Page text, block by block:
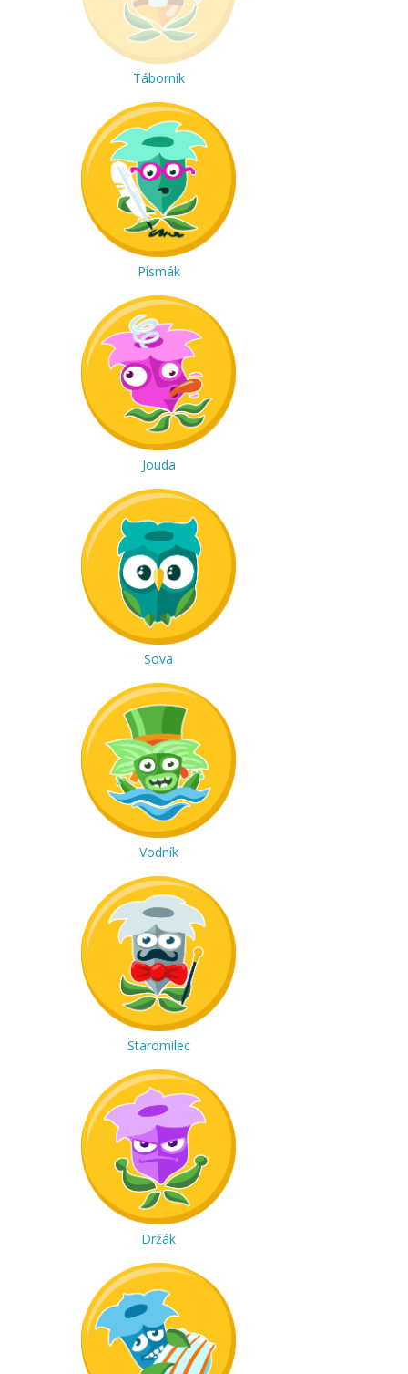
Táborník
Písmák
Jouda
Sova
Vodník
Staromilec
Držák